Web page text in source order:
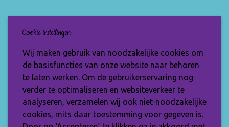
Nieuwsbrief
Wil jij op de hoogte blijven van de nieuwste
items en speciale aanbiedingen? Vul je e-
mailadres dan in en ontvang de Make My
Moment nieuwsbrief.
Cookie instellingen
Wij maken gebruik van noodzakelijke cookies om
de basisfuncties van onze website naar behoren
te laten werken. Om de gebruikerservaring nog
verder te optimaliseren en websiteverkeer te
analyseren, verzamelen wij ook niet-noodzakelijke
cookies, mits daar toestemming voor gegeven is.